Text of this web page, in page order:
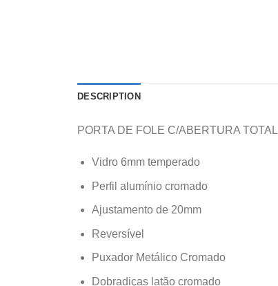
DESCRIPTION
PORTA DE FOLE C/ABERTURA TOTAL
Vidro 6mm temperado
Perfil alumínio cromado
Ajustamento de 20mm
Reversível
Puxador Metálico Cromado
Dobradiças latão cromado